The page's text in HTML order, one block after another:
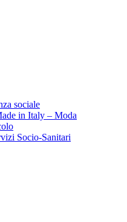
sociale
in Italy – Moda
Socio-Sanitari